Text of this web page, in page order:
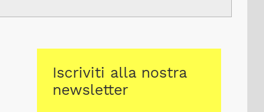
Iscriviti alla nostra
newsletter